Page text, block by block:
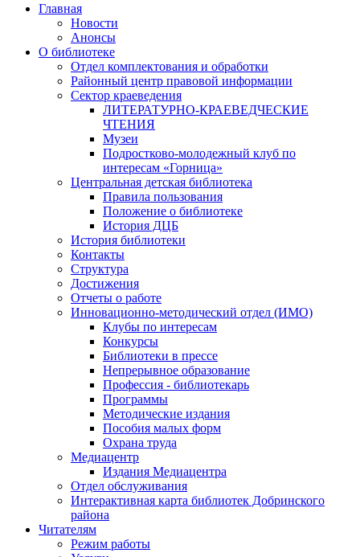
Главная
Новости
Анонсы
О библиотеке
Отдел комплектования и обработки
Районный центр правовой информации
Сектор краеведения
ЛИТЕРАТУРНО-КРАЕВЕДЧЕСКИЕ
ЧТЕНИЯ
Музеи
Подростково-молодежный клуб по
интересам «Горница»
Центральная детская библиотека
Правила пользования
Положение о библиотеке
История ДЦБ
История библиотеки
Контакты
Структура
Достижения
Отчеты о работе
Инновационно-методический отдел (ИМО)
Клубы по интересам
Конкурсы
Библиотеки в прессе
Непрерывное образование
Профессия - библиотекарь
Программы
Методические издания
Пособия малых форм
Охрана труда
Медиацентр
Издания Медиацентра
Отдел обслуживания
Интерактивная карта библиотек Добринского
района
Читателям
Режим работы